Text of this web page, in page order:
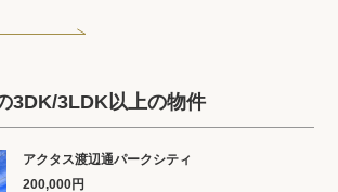
3DK/3LDK以上の物件
アクタス渡辺通パークシティ
200,000円